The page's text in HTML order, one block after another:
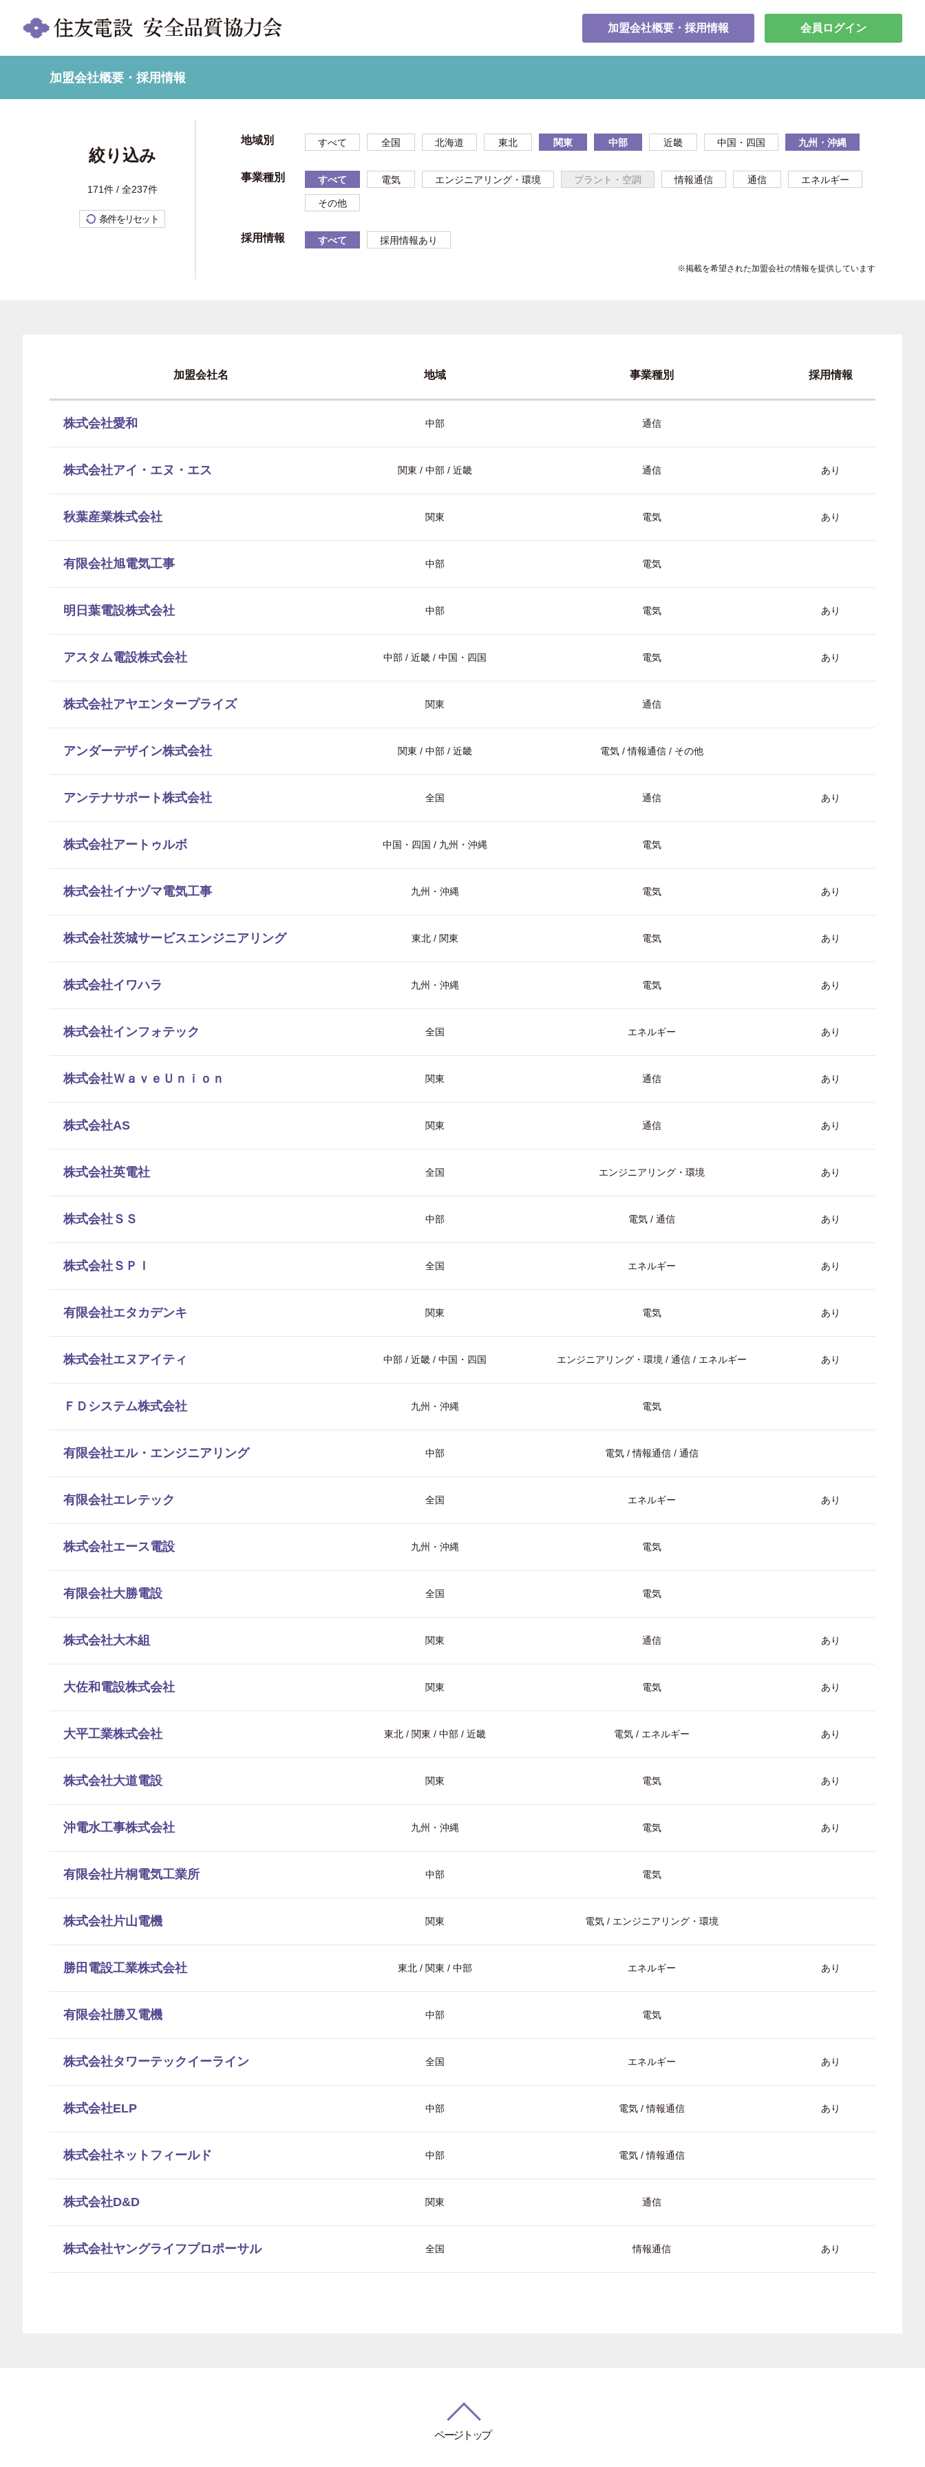
加盟会社概要・採用情報 会員ログイン
加盟会社概要・採用情報
絞り込み
171件 / 全237件
条件をリセット
地域別 すべて 全国 北海道 東北 関東 中部 近畿 中国・四国 九州・沖縄
事業種別 すべて 電気 エンジニアリング・環境 プラント・空調 情報通信 通信 エネルギー
その他
採用情報 すべて 採用情報あり
※掲載を希望された加盟会社の情報を提供しています
加盟会社名 地域 事業種別 採用情報
株式会社愛和 中部 通信
株式会社アイ・エヌ・エス 関東 / 中部 / 近畿 通信 あり
秋葉産業株式会社 関東 電気 あり
有限会社旭電気工事 中部 電気
明日葉電設株式会社 中部 電気 あり
アスタム電設株式会社 中部 / 近畿 / 中国・四国 電気 あり
株式会社アヤエンタープライズ 関東 通信
アンダーデザイン株式会社 関東 / 中部 / 近畿 電気 / 情報通信 / その他
アンテナサポート株式会社 全国 通信 あり
株式会社アートゥルボ 中国・四国 / 九州・沖縄 電気
株式会社イナヅマ電気工事 九州・沖縄 電気 あり
株式会社茨城サービスエンジニアリング 東北 / 関東 電気 あり
株式会社イワハラ 九州・沖縄 電気 あり
株式会社インフォテック 全国 エネルギー あり
株式会社ＷａｖｅＵｎｉｏｎ 関東 通信 あり
株式会社AS 関東 通信 あり
株式会社英電社 全国 エンジニアリング・環境 あり
株式会社ＳＳ 中部 電気 / 通信 あり
株式会社ＳＰＩ 全国 エネルギー あり
有限会社エタカデンキ 関東 電気 あり
株式会社エヌアイティ 中部 / 近畿 / 中国・四国 エンジニアリング・環境 / 通信 / エネルギー あり
ＦＤシステム株式会社 九州・沖縄 電気
有限会社エル・エンジニアリング 中部 電気 / 情報通信 / 通信
有限会社エレテック 全国 エネルギー あり
株式会社エース電設 九州・沖縄 電気
有限会社大勝電設 全国 電気
株式会社大木組 関東 通信 あり
大佐和電設株式会社 関東 電気 あり
大平工業株式会社 東北 / 関東 / 中部 / 近畿 電気 / エネルギー あり
株式会社大道電設 関東 電気 あり
沖電水工事株式会社 九州・沖縄 電気 あり
有限会社片桐電気工業所 中部 電気
株式会社片山電機 関東 電気 / エンジニアリング・環境
勝田電設工業株式会社 東北 / 関東 / 中部 エネルギー あり
有限会社勝又電機 中部 電気
株式会社タワーテックイーライン 全国 エネルギー あり
株式会社ELP 中部 電気 / 情報通信 あり
株式会社ネットフィールド 中部 電気 / 情報通信
株式会社D&D 関東 通信
株式会社ヤングライフプロポーサル 全国 情報通信 あり
ページトップ